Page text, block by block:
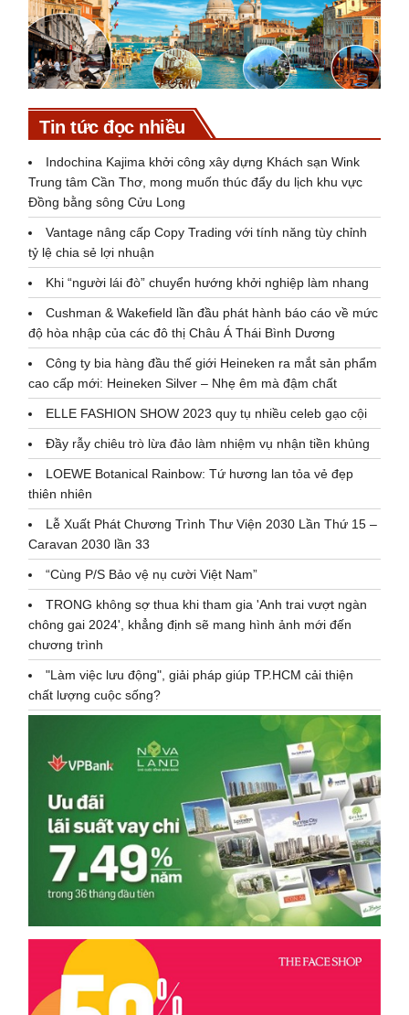
Tin tức đọc nhiều
Indochina Kajima khởi công xây dựng Khách sạn Wink
Trung tâm Cần Thơ, mong muốn thúc đẩy du lịch khu vực
Đồng bằng sông Cửu Long
Vantage nâng cấp Copy Trading với tính năng tùy chỉnh
tỷ lệ chia sẻ lợi nhuận
Khi “người lái đò” chuyển hướng khởi nghiệp làm nhang
Cushman & Wakefield lần đầu phát hành báo cáo về mức
độ hòa nhập của các đô thị Châu Á Thái Bình Dương
Công ty bia hàng đầu thế giới Heineken ra mắt sản phẩm
cao cấp mới: Heineken Silver – Nhẹ êm mà đậm chất
ELLE FASHION SHOW 2023 quy tụ nhiều celeb gạo cội
Đầy rẫy chiêu trò lừa đảo làm nhiệm vụ nhận tiền khủng
LOEWE Botanical Rainbow: Tứ hương lan tỏa vẻ đẹp
thiên nhiên
Lễ Xuất Phát Chương Trình Thư Viện 2030 Lần Thứ 15 –
Caravan 2030 lần 33
“Cùng P/S Bảo vệ nụ cười Việt Nam”
TRONG không sợ thua khi tham gia 'Anh trai vượt ngàn
chông gai 2024', khẳng định sẽ mang hình ảnh mới đến
chương trình
"Làm việc lưu động", giải pháp giúp TP.HCM cải thiện
chất lượng cuộc sống?